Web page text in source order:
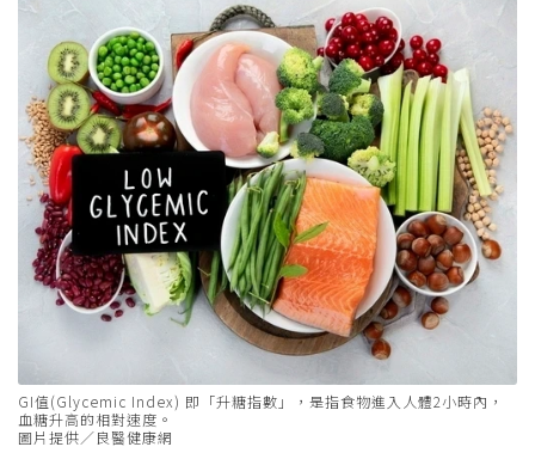
GI值(Glycemic Index) 即「升糖指數」，是指食物進入人體2小時內，
血糖升高的相對速度。
圖片提供／良醫健康網